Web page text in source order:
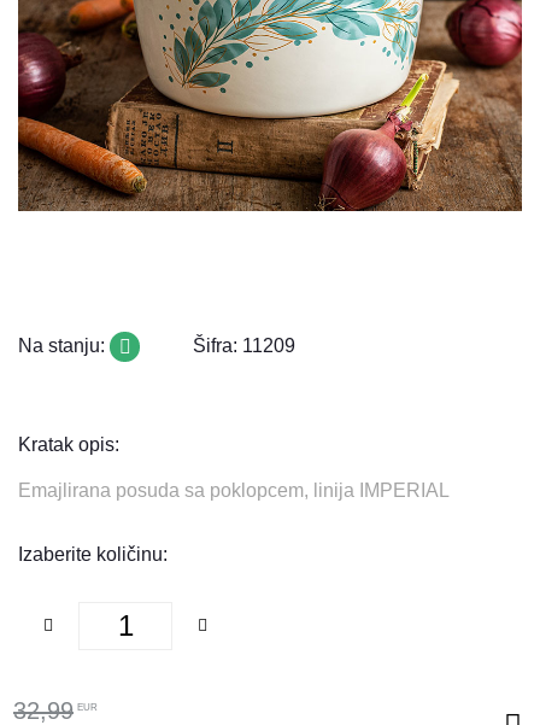
Na stanju: Šifra: 11209
Kratak opis:
Emajlirana posuda sa poklopcem, linija IMPERIAL
Izaberite količinu:
32,99 EUR